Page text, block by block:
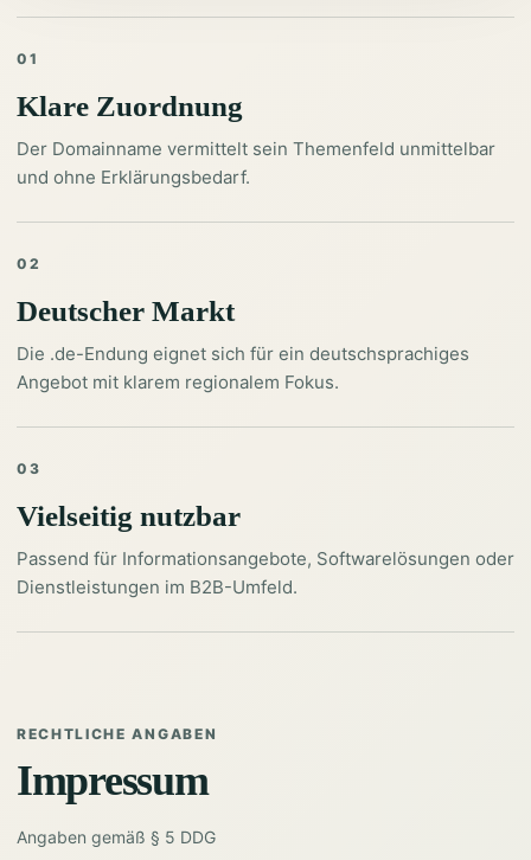
01
Klare Zuordnung
Der Domainname vermittelt sein Themenfeld unmittelbar
und ohne Erklärungsbedarf.
02
Deutscher Markt
Die .de-Endung eignet sich für ein deutschsprachiges
Angebot mit klarem regionalem Fokus.
03
Vielseitig nutzbar
Passend für Informationsangebote, Softwarelösungen oder
Dienstleistungen im B2B-Umfeld.
RECHTLICHE ANGABEN
Impressum
Angaben gemäß § 5 DDG